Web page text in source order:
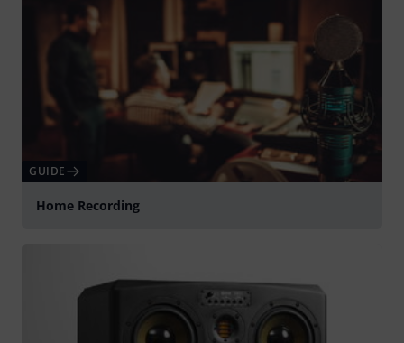
GUIDE
Home Recording